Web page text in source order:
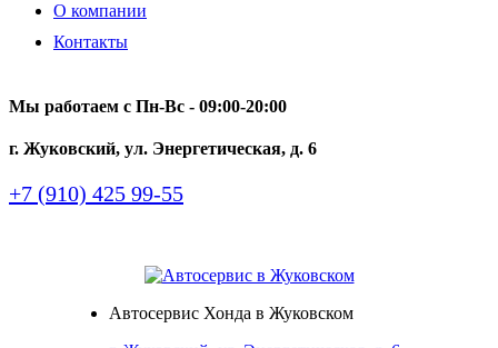
О компании
Контакты
Мы работаем с Пн-Вc - 09:00-20:00
г. Жуковский, ул. Энергетическая, д. 6
+7 (910) 425 99-55
Автосервис Хонда в Жуковском